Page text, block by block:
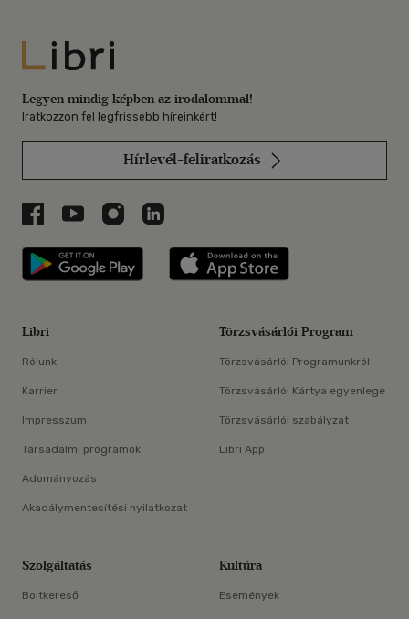
Libri
Legyen mindig képben az irodalommal!
Iratkozzon fel legfrissebb híreinkért!
Hírlevél-feliratkozás
Libri a Facebookon
Libri a Youtube-on
Libri az Instagramon
Libri a LinkedInen
Libri applikáció Szerezd meg: Google
Libri
Rólunk
Karrier
Impresszum
Társadalmi programok
Adományozás
Akadálymentesítési nyilatkozat
Törzsvásárlói Program
Törzsvásárlói Programunkról
Törzsvásárlói Kártya egyenlege
Törzsvásárlói szabályzat
Libri App
Szolgáltatás
Boltkereső
Kultúra
Események